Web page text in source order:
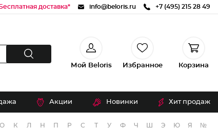
Бесплатная доставка* info@beloris.ru +7 (495) 215 28 49
Мой Beloris Избранное Корзина
Акции Новинки Хит продаж
О К Л Н П Р С Т У Ф Ч Э Ю Я №